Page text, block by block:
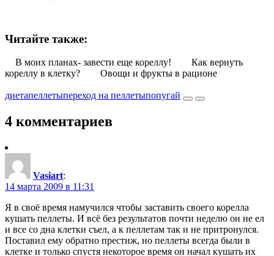
Читайте также:
В моих планах- завести еще кореллу!
Как вернуть
кореллу в клетку?
Овощи и фрукты в рационе
диетапеллетыпереход на пеллетыпопугай
4 комментариев
Vasiart:
14 марта 2009 в 11:31
Я в своё время намучился чтобы заставить своего корелла
кушать пеллеты. И всё без результатов почти неделю он не ел
и все со дна клетки съел, а к пеллетам так и не притронулся.
Поставил ему обратно престиж, но пеллеты всегда были в
клетке и только спустя некоторое время он начал кушать их